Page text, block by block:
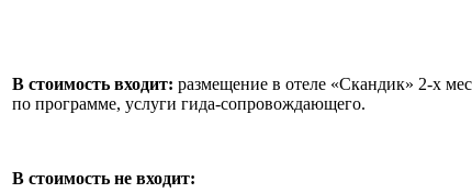
В стоимость входит: размещение в отеле «Скандик» 2-х
по программе, услуги гида-сопровождающего.
В стоимость не входит: